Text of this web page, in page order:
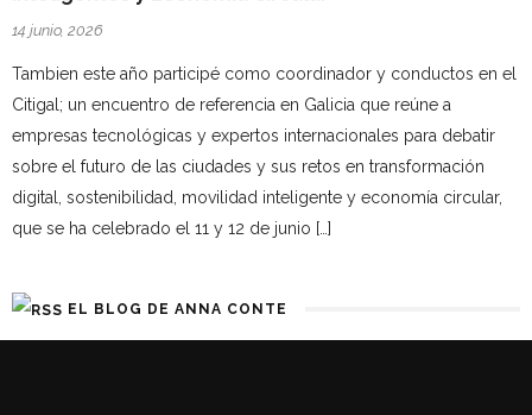
14 junio, 2026
Tambien este año participé como coordinador y conductos en el
Citigal; un encuentro de referencia en Galicia que reúne a
empresas tecnológicas y expertos internacionales para debatir
sobre el futuro de las ciudades y sus retos en transformación
digital, sostenibilidad, movilidad inteligente y economía circular,
que se ha celebrado el 11 y 12 de junio […]
EL BLOG DE ANNA CONTE